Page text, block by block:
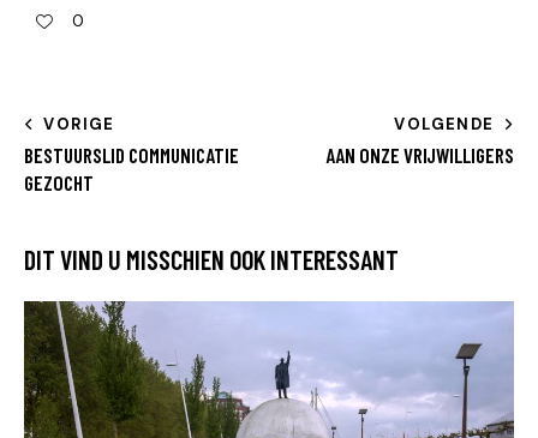
0
VORIGE
BESTUURSLID COMMUNICATIE
GEZOCHT
VOLGENDE
AAN ONZE VRIJWILLIGERS
DIT VIND U MISSCHIEN OOK INTERESSANT